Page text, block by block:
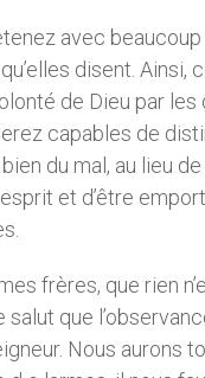
avec beaucoup
disent. Ainsi,
de Dieu par les
capables de
du mal, au lieu
et d’être
frères, que rien
que
Nous aurons